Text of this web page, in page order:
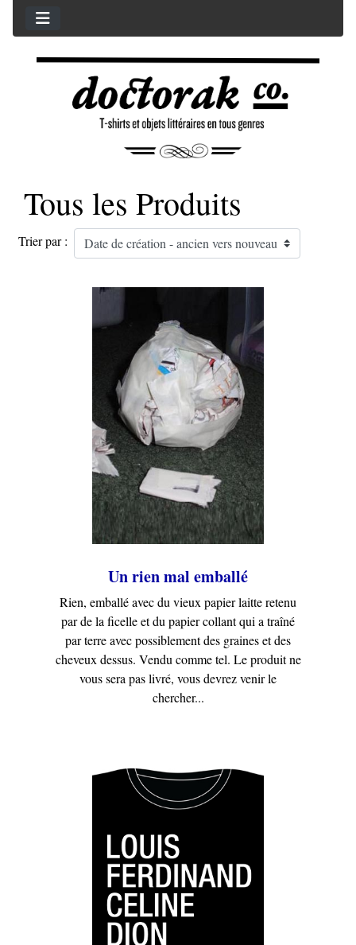
Tous les Produits
Trier par :
Un rien mal emballé
Rien, emballé avec du vieux papier laitte retenu
par de la ficelle et du papier collant qui a traîné
par terre avec possiblement des graines et des
cheveux dessus. Vendu comme tel. Le produit ne
vous sera pas livré, vous devrez venir le
chercher...